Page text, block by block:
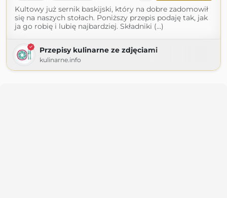
Kultowy już sernik baskijski, który na dobre zadomowił
się na naszych stołach. Poniższy przepis podaję tak, jak
ja go robię i lubię najbardziej. Składniki (...)
Przepisy kulinarne ze zdjęciami
kulinarne.info